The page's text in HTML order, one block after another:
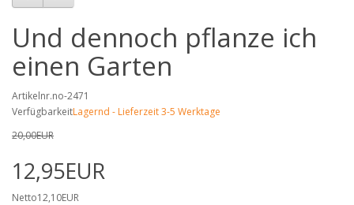
Und dennoch pflanze ich
einen Garten
Artikelnr.no-2471
VerfügbarkeitLagernd - Lieferzeit 3-5 Werktage
20,00EUR
12,95EUR
Netto12,10EUR